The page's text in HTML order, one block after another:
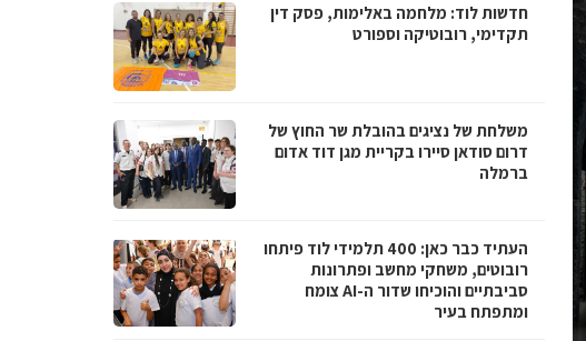
חדשות לוד: מלחמה באלימות, פסק דין
תקדימי, רובוטיקה וספורט
משלחת של נציגים בהובלת שר החוץ של
דרום סודאן סיירו בקריית מגן דוד אדום
ברמלה
העתיד כבר כאן: 400 תלמידי לוד פיתחו
רובוטים, משחקי מחשב ופתרונות
סביבתיים והוכיחו שדור ה-AI צומח
ומתפתח בעיר